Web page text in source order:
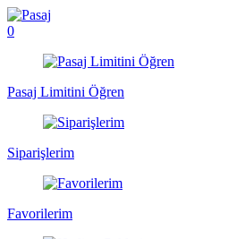
0
Pasaj Limitini Öğren
Siparişlerim
Favorilerim